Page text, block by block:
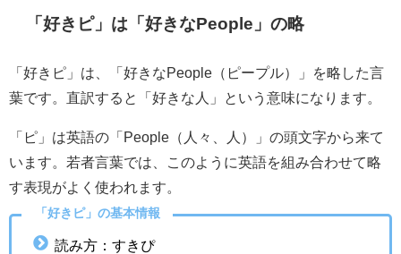
「好きピ」は「好きなPeople」の略
「好きピ」は、「好きなPeople（ピープル）」を略した言
葉です。直訳すると「好きな人」という意味になります。
「ピ」は英語の「People（人々、人）」の頭文字から来て
います。若者言葉では、このように英語を組み合わせて略
す表現がよく使われます。
「好きピ」の基本情報
読み方：すきぴ